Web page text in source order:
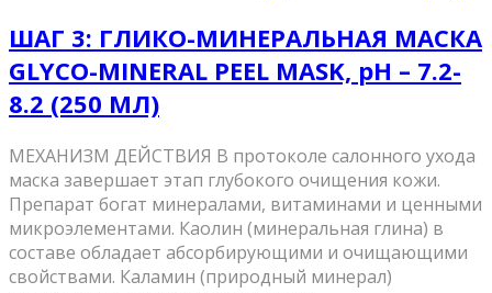
ШАГ 3: ГЛИКО-МИНЕРАЛЬНАЯ МАСКА
GLYCO-MINERAL PEEL MASK, pH – 7.2-
8.2 (250 МЛ)
МЕХАНИЗМ ДЕЙСТВИЯ В протоколе салонного ухода
маска завершает этап глубокого очищения кожи.
Препарат богат минералами, витаминами и ценными
микроэлементами. Каолин (минеральная глина) в
составе обладает абсорбирующими и очищающими
свойствами. Каламин (природный минерал)